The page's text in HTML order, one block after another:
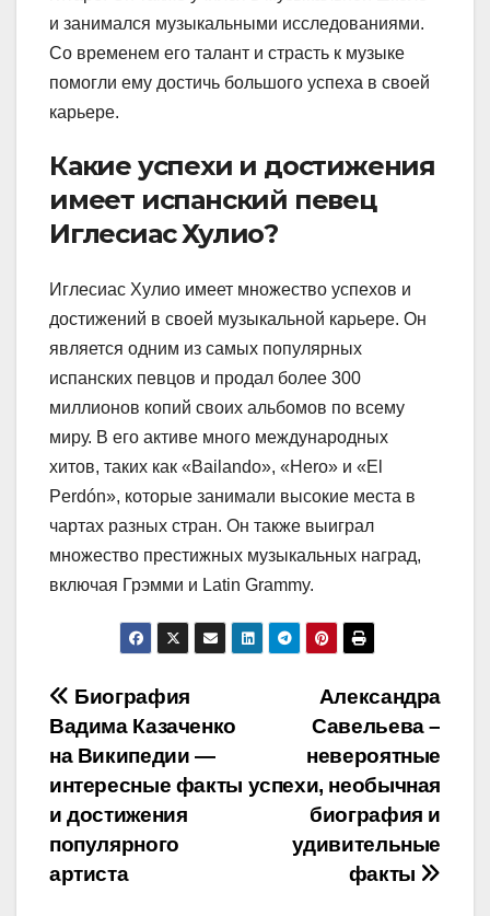
и занимался музыкальными исследованиями.
Со временем его талант и страсть к музыке
помогли ему достичь большого успеха в своей
карьере.
Какие успехи и достижения
имеет испанский певец
Иглесиас Хулио?
Иглесиас Хулио имеет множество успехов и
достижений в своей музыкальной карьере. Он
является одним из самых популярных
испанских певцов и продал более 300
миллионов копий своих альбомов по всему
миру. В его активе много международных
хитов, таких как «Bailando», «Hero» и «El
Perdón», которые занимали высокие места в
чартах разных стран. Он также выиграл
множество престижных музыкальных наград,
включая Грэмми и Latin Grammy.
Навигация
по
записям
Александра
Савельева –
невероятные
успехи, необычная
биография и
удивительные
факты
Биография
Вадима Казаченко
на Википедии —
интересные факты
и достижения
популярного
артиста